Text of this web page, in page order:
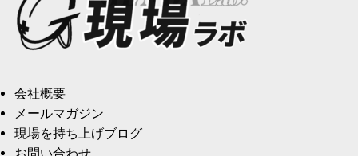
会社概要
メールマガジン
現場を持ち上げブログ
お問い合わせ